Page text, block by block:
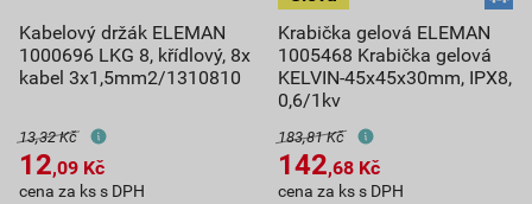
Kabelový držák ELEMAN
1000696 LKG 8, křídlový, 8x
kabel 3x1,5mm2/1310810
13,32 Kč
12,09 Kč
cena za ks s DPH
Krabička gelová ELEMAN
1005468 Krabička gelová
KELVIN-45x45x30mm, IPX8,
0,6/1kv
183,81 Kč
142,68 Kč
cena za ks s DPH